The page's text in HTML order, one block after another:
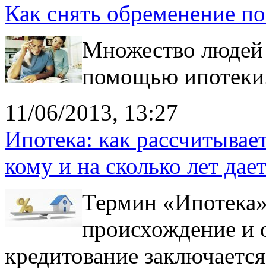
Как снять обременение
Множество
помощью
11/06/2013, 13:27
Ипотека: как
кому и на сколько лет
Термин
происхождение и
кредитование